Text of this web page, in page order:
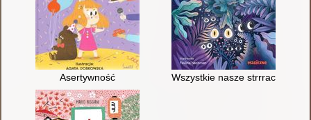
Asertywność Wszystkie nasze strrrachy :